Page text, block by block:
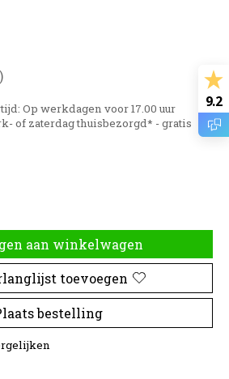
dit product is
Op werkdagen voor 17.00 uur
of zaterdag thuisbezorgd* - gratis
aan winkelwagen
toevoegen
bestelling
9.2